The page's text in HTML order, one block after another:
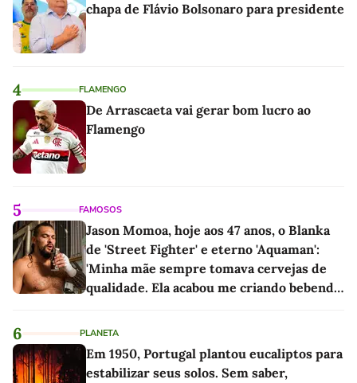
chapa de Flávio Bolsonaro para presidente
4 FLAMENGO
De Arrascaeta vai gerar bom lucro ao
Flamengo
5 FAMOSOS
Jason Momoa, hoje aos 47 anos, o Blanka
de 'Street Fighter' e eterno 'Aquaman':
'Minha mãe sempre tomava cervejas de
qualidade. Ela acabou me criando bebendo
6 PLANETA
Em 1950, Portugal plantou eucaliptos para
estabilizar seus solos. Sem saber,